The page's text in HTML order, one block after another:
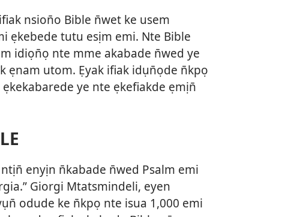
nsion̄o Bible n̄wet ke usem
ẹkebede tutu esịm emi. Nte Bible
idiọn̄ọ nte mme akabade n̄wed ye
ẹnam utom. Ẹyak ifiak idụn̄ọde n̄kpọ
ye nte ẹkefiakde ẹmịn̄
enyịn n̄kabade n̄wed Psalm emi
Giorgi Mtatsmindeli, eyen
odude ke n̄kpọ nte isua 1,000 emi